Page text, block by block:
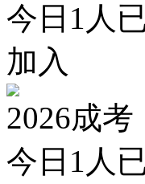
今日 1 人
加入
2026成
今日 1 人